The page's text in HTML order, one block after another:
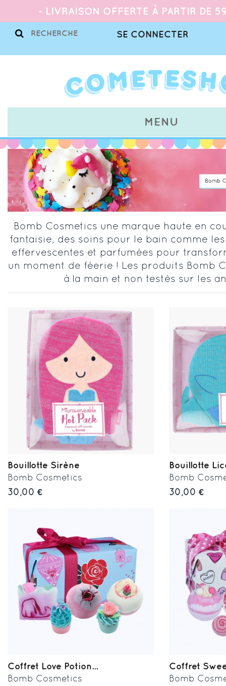
- LIVRAISON OFFERTE À PARTIR DE
SE CONNECTER
MENU
Bomb Cosmetics une marque haute en
fantaisie, des soins pour le bain comme
effervescentes et parfumées pour
un moment de féerie ! Les produits Bomb
à la main et non testés sur les
Bouillotte Sirène
Bomb Cosmetics
30,00 €
Bouillotte
Bomb
30,00 €
Coffret Love Potion...
Bomb Cosmetics
Coffret
Bomb